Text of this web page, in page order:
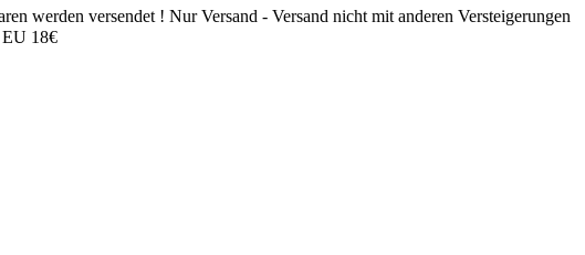
werden versendet ! Nur Versand - Versand nicht mit anderen Versteigerungen
EU 18€